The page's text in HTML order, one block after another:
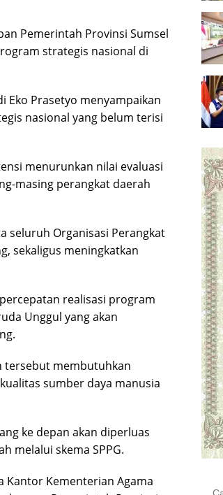
Pemerintah Provinsi Sumsel
strategis nasional di
Eko Prasetyo menyampaikan
nasional yang belum terisi
menurunkan nilai evaluasi
masing perangkat daerah
seluruh Organisasi Perangkat
sekaligus meningkatkan
realisasi program
Unggul yang akan
tersebut membutuhkan
sumber daya manusia
ke depan akan diperluas
melalui skema SPPG.
Kantor Kementerian Agama